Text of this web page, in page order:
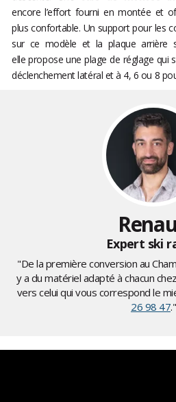
encore l’effort fourni en montée et
plus confortable. Un support pour les
sur ce modèle et la plaque arrière
elle propose une plage de réglage qui
déclenchement latéral et à 4, 6 ou 8
Expert ski
"De la première conversion au
y a du matériel adapté à chacun
vers celui qui vous correspond le
26 98 47."